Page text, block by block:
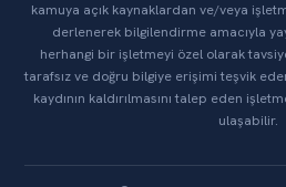
kamuya açık kaynaklardan ve/veya
derlenerek bilgilendirme amacıyla
herhangi bir işletmeyi özel olarak
tarafsız ve doğru bilgiye erişimi teşvik
kaydının kaldırılmasını talep eden
ulaşabilir.